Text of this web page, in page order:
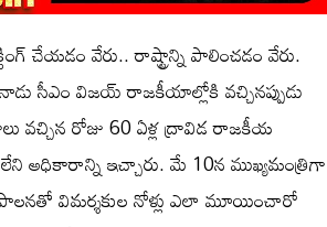
చేయడం వేరు.. రాష్ట్రాన్ని పాలించడం వేరు.
సీఎం విజయ్ రాజకీయాల్లోకి వచ్చినప్పుడు
వచ్చిన రోజు 60 ఏళ్ల ద్రావిడ రాజకీయ
అధికారాన్ని ఇచ్చారు. మే 10న ముఖ్యమంత్రిగా
విమర్శకుల నోళ్లు ఎలా మూయించారో